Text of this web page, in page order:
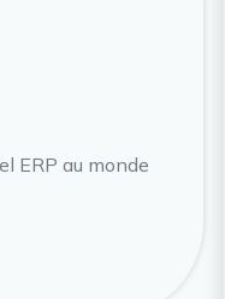
ERP au monde